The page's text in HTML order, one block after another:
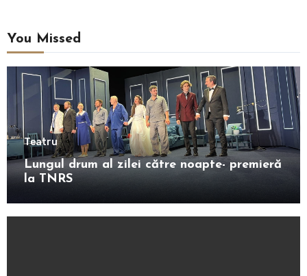
You Missed
Teatru
Lungul drum al zilei către noapte- premieră
la TNRS